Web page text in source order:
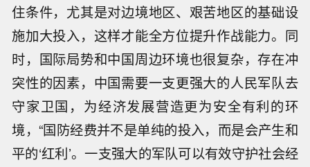
住条件，尤其是对边境地区、艰苦地区的基础设
施加大投入，这样才能全方位提升作战能力。同
时，国际局势和中国周边环境也很复杂，存在冲
突性的因素，中国需要一支更强大的人民军队去
守家卫国，为经济发展营造更为安全有利的环
境，“国防经费并不是单纯的投入，而是会产生和
平的‘红利’。一支强大的军队可以有效守护社会经